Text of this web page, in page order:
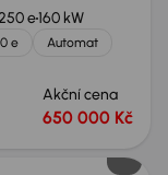
e160 kW
e
Automat
Akční cena
650 000 Kč